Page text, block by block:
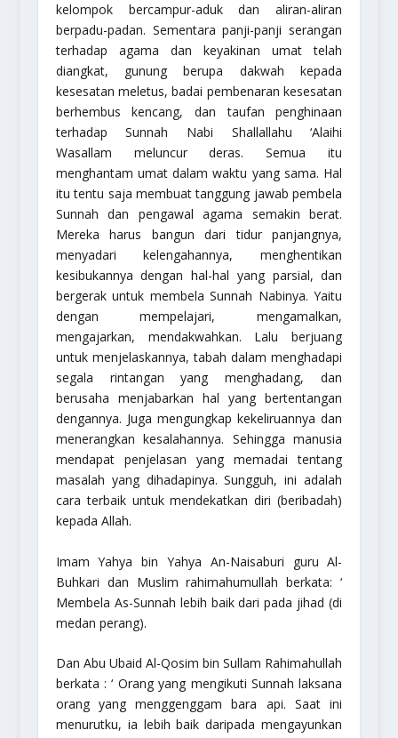
kelompok bercampur-aduk dan aliran-aliran
berpadu-padan. Sementara panji-panji serangan
terhadap agama dan keyakinan umat telah
diangkat, gunung berupa dakwah kepada
kesesatan meletus, badai pembenaran kesesatan
berhembus kencang, dan taufan penghinaan
terhadap Sunnah Nabi Shallallahu ‘Alaihi
Wasallam meluncur deras. Semua itu
menghantam umat dalam waktu yang sama. Hal
itu tentu saja membuat tanggung jawab pembela
Sunnah dan pengawal agama semakin berat.
Mereka harus bangun dari tidur panjangnya,
menyadari kelengahannya, menghentikan
kesibukannya dengan hal-hal yang parsial, dan
bergerak untuk membela Sunnah Nabinya. Yaitu
dengan mempelajari, mengamalkan,
mengajarkan, mendakwahkan. Lalu berjuang
untuk menjelaskannya, tabah dalam menghadapi
segala rintangan yang menghadang, dan
berusaha menjabarkan hal yang bertentangan
dengannya. Juga mengungkap kekeliruannya dan
menerangkan kesalahannya. Sehingga manusia
mendapat penjelasan yang memadai tentang
masalah yang dihadapinya. Sungguh, ini adalah
cara terbaik untuk mendekatkan diri (beribadah)
kepada Allah.
Imam Yahya bin Yahya An-Naisaburi guru Al-
Buhkari dan Muslimrahimahumullah berkata: ‘
Membela As-Sunnah lebih baik dari pada jihad (di
medan perang).
Dan Abu Ubaid Al-Qosim bin Sullam Rahimahullah
berkata : ‘ Orang yang mengikuti Sunnah laksana
orang yang menggenggam bara api. Saat ini
menurutku, ia lebih baik daripada mengayunkan